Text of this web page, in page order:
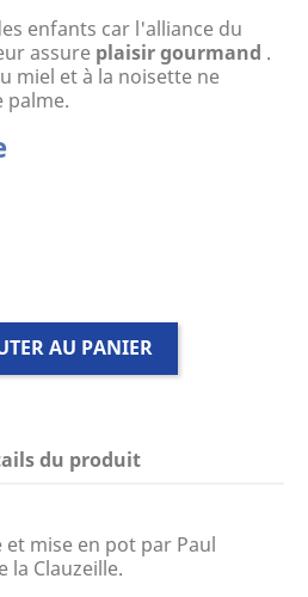
enfants car l'alliance du
assure plaisir gourmand .
miel et à la noisette ne
palme.
AU PANIER
du produit
mise en pot par Paul
la Clauzeille.